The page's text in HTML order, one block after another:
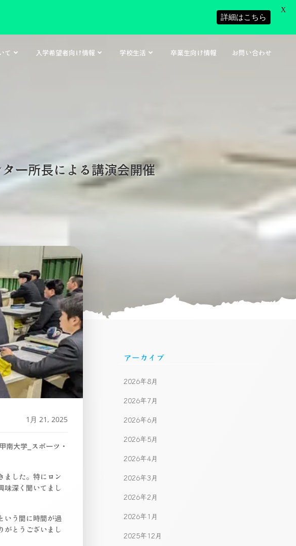
て 入学希望者向け情報 学校生活 卒業生向け情報 お問い合わせ
ー所長による講演会開催
1月 21, 2025
南大学_スポーツ・
ました。特にロン
味深く聞いてまし
いう間に時間が過
がとうございまし
アーカイブ
2026年8月
2026年7月
2026年6月
2026年5月
2026年4月
2026年3月
2026年2月
2026年1月
2025年12月
詳細はこちら
X